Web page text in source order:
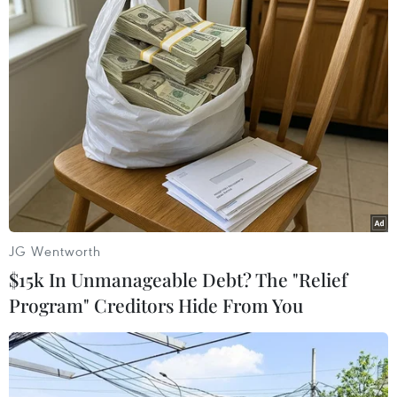
Lịch thi đấu của Đội tuyển Việt Nam tại Vòng loại World Cup
(Vietnam+)
JG Wentworth
$15k In Unmanageable Debt? The "Relief
Program" Creditors Hide From You